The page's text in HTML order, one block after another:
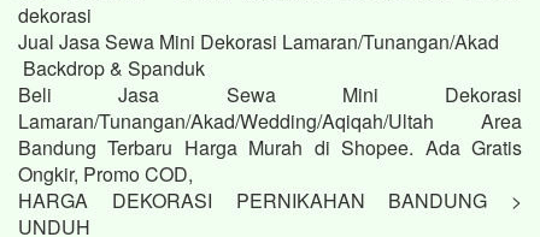
dekorasi
Jual Jasa Sewa Mini Dekorasi Lamaran/Tunangan/Akad
Backdrop & Spanduk
Beli Jasa Sewa Mini Dekorasi
Lamaran/Tunangan/Akad/Wedding/Aqiqah/Ultah Area
Bandung Terbaru Harga Murah di Shopee. Ada Gratis
Ongkir, Promo COD,
HARGA DEKORASI PERNIKAHAN BANDUNG >
UNDUH